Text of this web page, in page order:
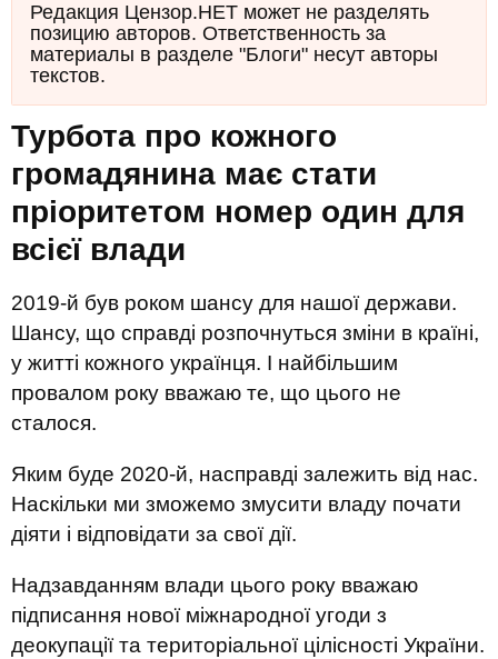
Редакция Цензор.НЕТ может не разделять
позицию авторов. Ответственность за
материалы в разделе "Блоги" несут авторы
текстов.
Турбота про кожного
громадянина має стати
пріоритетом номер один для
всієї влади
2019-й був роком шансу для нашої держави.
Шансу, що справді розпочнуться зміни в країні,
у житті кожного українця. І найбільшим
провалом року вважаю те, що цього не
сталося.
Яким буде 2020-й, насправді залежить від нас.
Наскільки ми зможемо змусити владу почати
діяти і відповідати за свої дії.
Надзавданням влади цього року вважаю
підписання нової міжнародної угоди з
деокупації та територіальної цілісності України.